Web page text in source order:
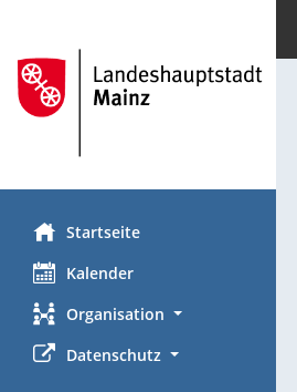
Startseite
Kalender
Organisation
Datenschutz